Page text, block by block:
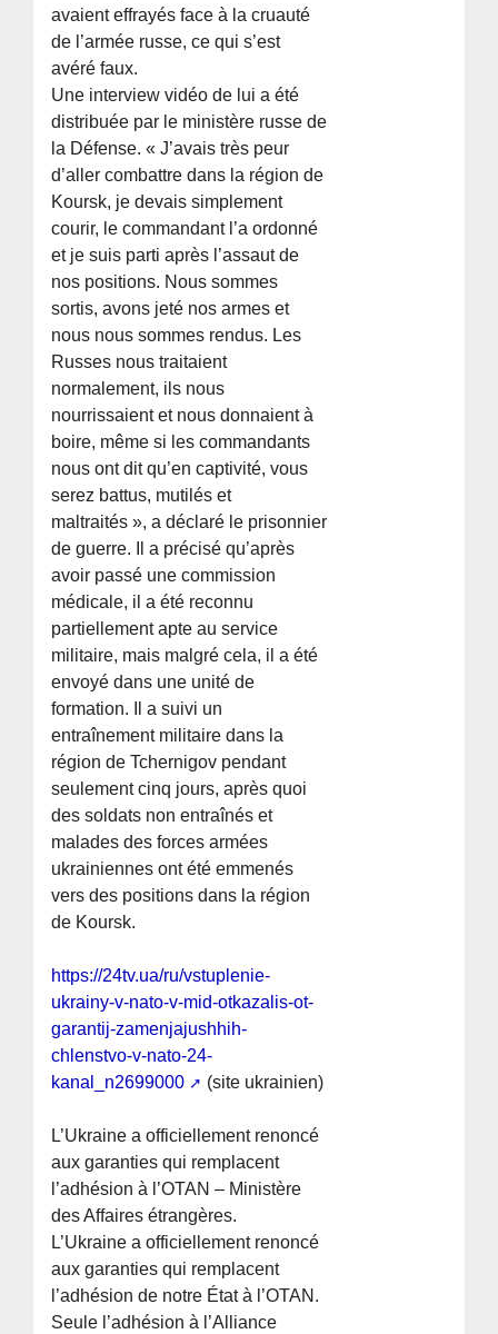
avaient effrayés face à la cruauté
de l’armée russe, ce qui s’est
avéré faux.
Une interview vidéo de lui a été
distribuée par le ministère russe de
la Défense. « J’avais très peur
d’aller combattre dans la région de
Koursk, je devais simplement
courir, le commandant l’a ordonné
et je suis parti après l’assaut de
nos positions. Nous sommes
sortis, avons jeté nos armes et
nous nous sommes rendus. Les
Russes nous traitaient
normalement, ils nous
nourrissaient et nous donnaient à
boire, même si les commandants
nous ont dit qu’en captivité, vous
serez battus, mutilés et
maltraités », a déclaré le prisonnier
de guerre. Il a précisé qu’après
avoir passé une commission
médicale, il a été reconnu
partiellement apte au service
militaire, mais malgré cela, il a été
envoyé dans une unité de
formation. Il a suivi un
entraînement militaire dans la
région de Tchernigov pendant
seulement cinq jours, après quoi
des soldats non entraînés et
malades des forces armées
ukrainiennes ont été emmenés
vers des positions dans la région
de Koursk.
https://24tv.ua/ru/vstuplenie-
ukrainy-v-nato-v-mid-otkazalis-ot-
garantij-zamenjajushhih-
chlenstvo-v-nato-24-
kanal_n2699000
(site ukrainien)
L’Ukraine a officiellement renoncé
aux garanties qui remplacent
l’adhésion à l’OTAN – Ministère
des Affaires étrangères.
L’Ukraine a officiellement renoncé
aux garanties qui remplacent
l’adhésion de notre État à l’OTAN.
Seule l’adhésion à l’Alliance